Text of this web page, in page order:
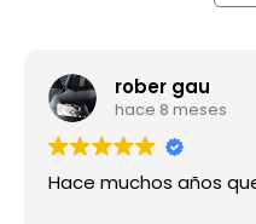
rober gau
hace 8 meses
Hace muchos años